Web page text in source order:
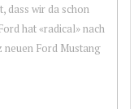
dass wir da schon
hat «radical» nach
neuen Ford Mustang